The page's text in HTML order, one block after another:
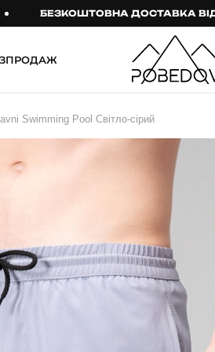
БЕЗКОШТОВНА ДОСТАВКА ВІД 3000
Брюки
Лосини
Джинси
Swimming Pool Світло-сірий